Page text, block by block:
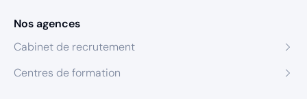
Nos agences
Cabinet de recrutement
Centres de formation